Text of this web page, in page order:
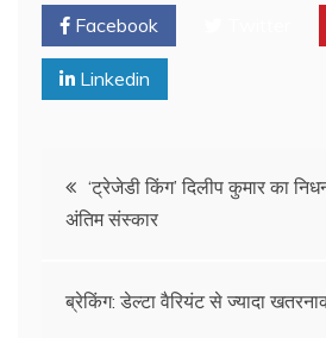
Facebook
Linkedin
‘ट्रेजेडी किंग’ दिलीप कुमार का
अंतिम संस्कार
ब्रेकिंग: डेल्टा वैरियंट से ज्यादा